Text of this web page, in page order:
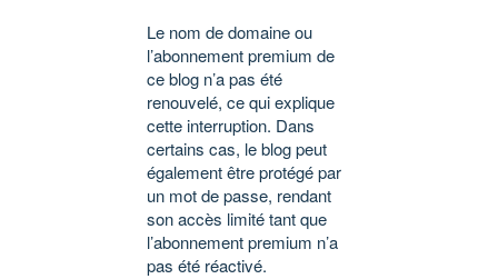
Le nom de domaine ou
l’abonnement premium de
ce blog n’a pas été
renouvelé, ce qui explique
cette interruption. Dans
certains cas, le blog peut
également être protégé par
un mot de passe, rendant
son accès limité tant que
l’abonnement premium n’a
pas été réactivé.